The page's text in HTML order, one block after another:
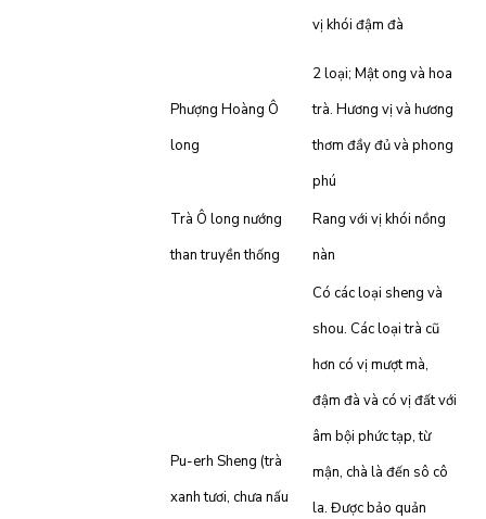
vị khói đậm đà
Phượng Hoàng Ô
long
2 loại; Mật ong và hoa
trà. Hương vị và hương
thơm đầy đủ và phong
phú
Trà Ô long nướng
than truyền thống
Rang với vị khói nồng
nàn
Pu-erh Sheng (trà
xanh tươi, chưa nấu
Có các loại sheng và
shou. Các loại trà cũ
hơn có vị mượt mà,
đậm đà và có vị đất với
âm bội phức tạp, từ
mận, chà là đến sô cô
la. Được bảo quản